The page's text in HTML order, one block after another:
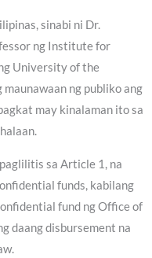
sinabi ni Dr.
ng Institute for
University of the
maunawaan ng publiko ang
may kinalaman ito sa
sa Article 1, na
funds, kabilang
fund ng Office of
daang disbursement na